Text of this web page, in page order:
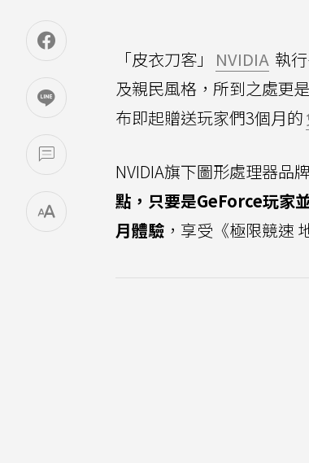
「皮衣刀客」 NVIDIA 執
及親民風格，所到之處更
布即起贈送玩家們3個月的
NVIDIA旗下圖形處理器品
點，只要是GeForce玩家
月體驗 ，享受《極限競速